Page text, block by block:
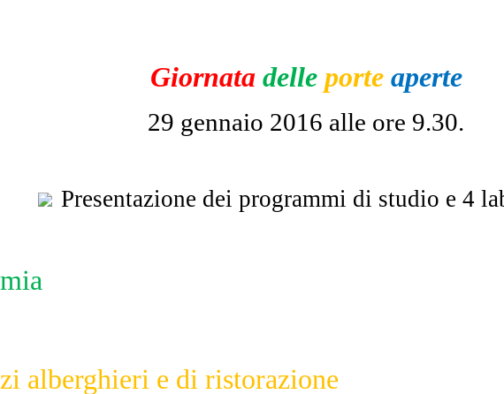
Giornata delle porteaperte
29 gennaio 2016 alle ore 9.30.
Presentazione dei programmi di studio e 4
alberghieri e di ristorazione